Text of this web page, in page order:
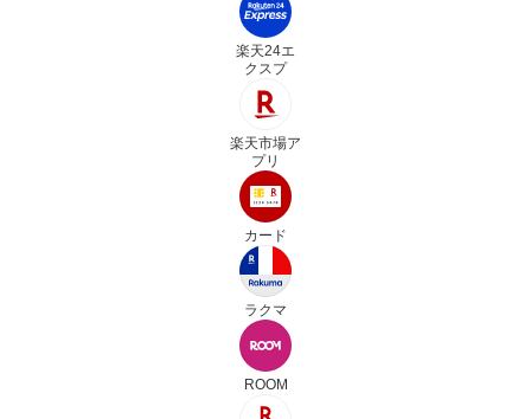
楽天24エ
クスプ
楽天市場ア
プリ
カード
ラクマ
ROOM